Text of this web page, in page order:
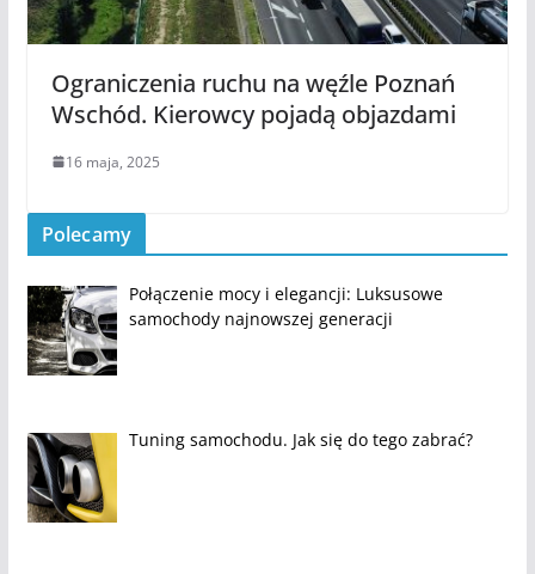
Ograniczenia ruchu na węźle Poznań
Wschód. Kierowcy pojadą objazdami
16 maja, 2025
Polecamy
Połączenie mocy i elegancji: Luksusowe
samochody najnowszej generacji
Tuning samochodu. Jak się do tego zabrać?